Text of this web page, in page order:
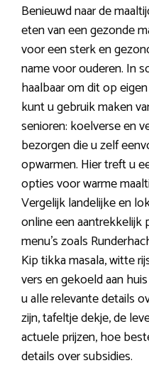
Benieuwd naar de
eten van een gezonde
voor een sterk en
name voor ouderen. In
haalbaar om dit op
kunt u gebruik maken
senioren: koelverse en
bezorgen die u zelf
opwarmen. Hier treft u
opties voor warme
Vergelijk landelijke en
online een
menu’s zoals
Kip tikka masala, witte
vers en gekoeld aan
u alle relevante details
zijn, tafeltje dekje, de
actuele prijzen, hoe
details over subsidies.